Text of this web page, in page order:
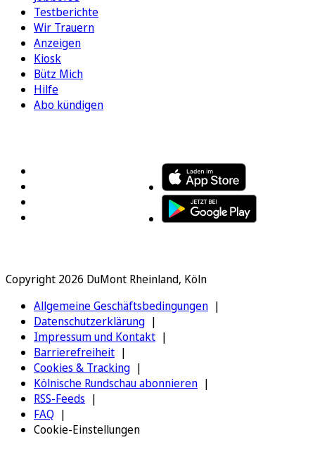
Testberichte
Wir Trauern
Anzeigen
Kiosk
Bütz Mich
Hilfe
Abo kündigen
Copyright 2026 DuMont Rheinland, Köln
Allgemeine Geschäftsbedingungen
Datenschutzerklärung
Impressum und Kontakt
Barrierefreiheit
Cookies & Tracking
Kölnische Rundschau abonnieren
RSS-Feeds
FAQ
Cookie-Einstellungen